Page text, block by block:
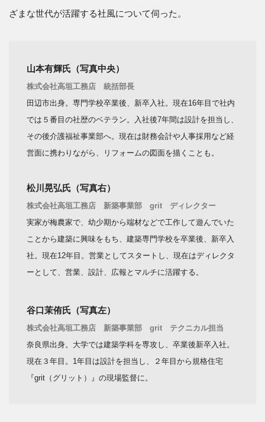
ざまな世代が活躍する社風について伺った。
山本有輝氏（写真中央）
株式会社高垣工務店 統括部長
田辺市出身。専門学校卒業後、新卒入社。現在16年目で社内
では５番目の社歴のベテラン。入社後7年間は設計を担当し、
その後介護福祉事業部へ。現在は財務会計や人事採用など経
営面に携わりながら、リフォームの図面を描くことも。
松川晃弘氏（写真右）
株式会社高垣工務店 新築事業部 grit ディレクター
実家が梅農家で、幼少期から端材などで工作して遊んでいた
ことから建築に興味をもち、建築専門学校を卒業後、新卒入
社。現在12年目。営業としてスタートし、現在はディレクタ
ーとして、営業、設計、広報とマルチに活躍する。
谷口茉侑氏（写真左）
株式会社高垣工務店 新築事業部 grit テクニカル担当
奈良県出身。大学では建築学科を専攻し、卒業後新卒入社。
現在３年目。1年目は設計を担当し、２年目から規格住宅
『grit（グリット）』の現場監督に。